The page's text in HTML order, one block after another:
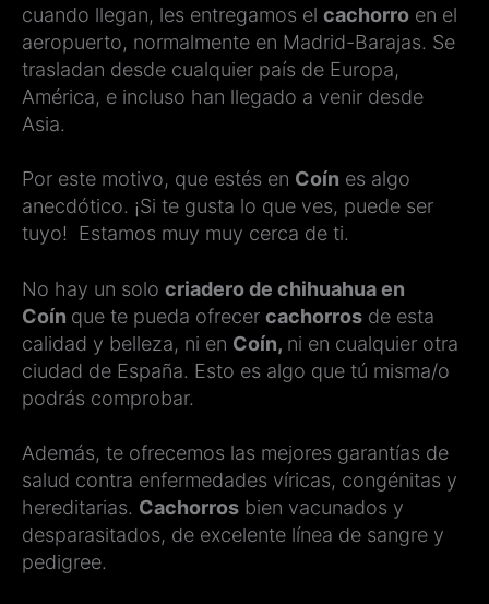
cuando llegan, les entregamos el cachorro en el
aeropuerto, normalmente en Madrid-Barajas. Se
trasladan desde cualquier país de Europa,
América, e incluso han llegado a venir desde
Asia.
Por este motivo, que estés en Coín es algo
anecdótico. ¡Si te gusta lo que ves, puede ser
tuyo! Estamos muy muy cerca de ti.
No hay un solo criadero de chihuahua en
Coín que te pueda ofrecer cachorros de esta
calidad y belleza, ni en Coín, ni en cualquier otra
ciudad de España. Esto es algo que tú misma/o
podrás comprobar.
Además, te ofrecemos las mejores garantías de
salud contra enfermedades víricas, congénitas y
hereditarias. Cachorros bien vacunados y
desparasitados, de excelente línea de sangre y
pedigree.